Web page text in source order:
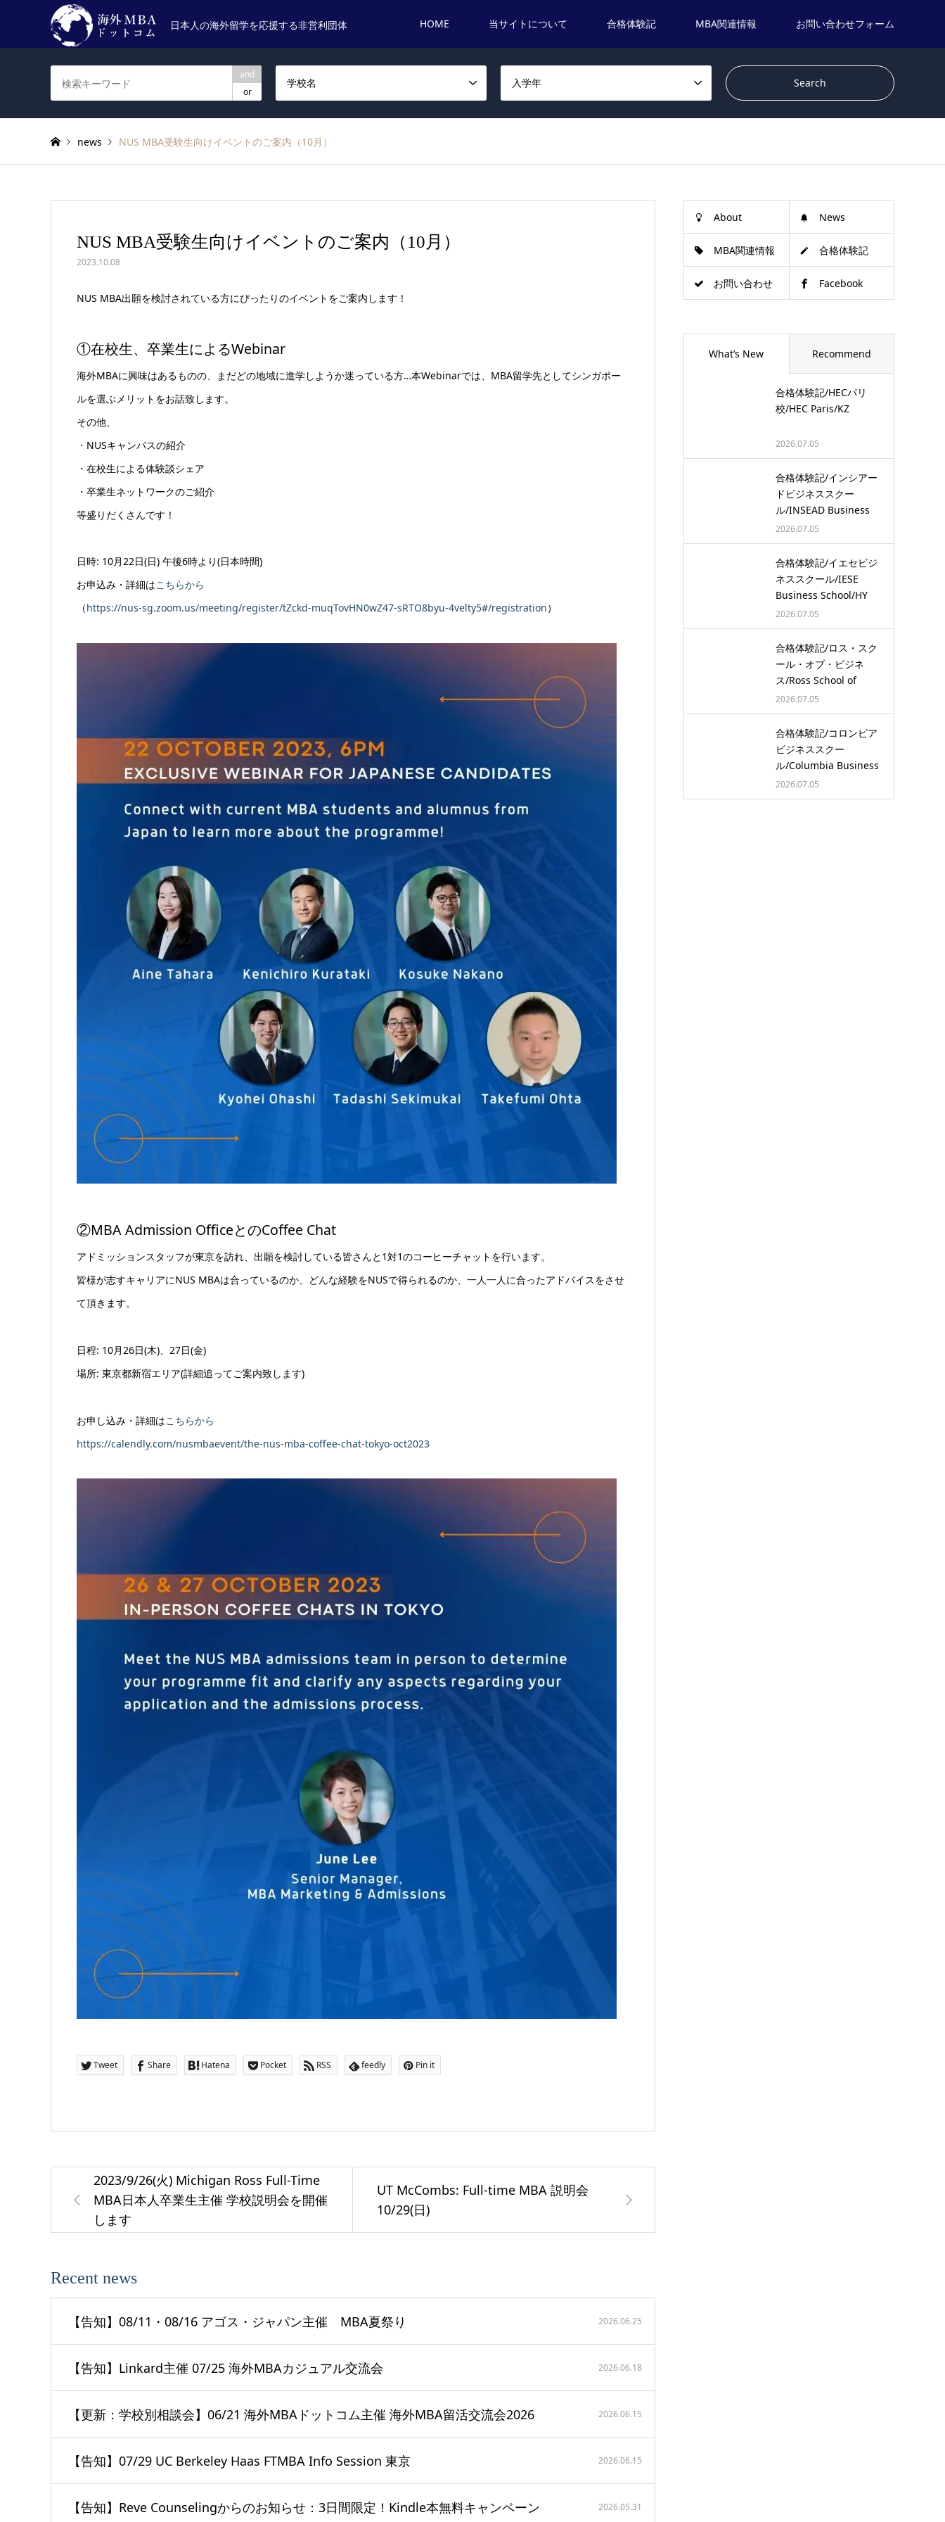
日本人の海外留学を応援する非営利団体 HOME 当サイトについて 合格体験記 MBA関連情報 お問い合わせフォーム
and
or
学校名 入学年
news NUS MBA受験生向けイベントのご案内（10月）
NUS MBA受験生向けイベントのご案内（10月）
2023.10.08
NUS MBA出願を検討されている方にぴったりのイベントをご案内します！
①在校生、卒業生によるWebinar
海外MBAに興味はあるものの、まだどの地域に進学しようか迷っている方…本Webinarでは、MBA留学先としてシンガポー
ルを選ぶメリットをお話致します。
その他、
・NUSキャンパスの紹介
・在校生による体験談シェア
・卒業生ネットワークのご紹介
等盛りだくさんです！
日時: 10月22日(日) 午後6時より(日本時間)
お申込み・詳細はこちらから
（https://nus-sg.zoom.us/meeting/register/tZckd-muqTovHN0wZ47-sRTO8byu-4velty5#/registration）
②MBA Admission OfficeとのCoffee Chat️
アドミッションスタッフが東京を訪れ、出願を検討している皆さんと1対1のコーヒーチャットを行います。
皆様が志すキャリアにNUS MBAは合っているのか、どんな経験をNUSで得られるのか、一人一人に合ったアドバイスをさせ
て頂きます。
日程: 10月26日(木)、27日(金)
場所: 東京都新宿エリア(詳細追ってご案内致します)
お申し込み・詳細はこちらから
https://calendly.com/nusmbaevent/the-nus-mba-coffee-chat-tokyo-oct2023
Tweet Share Hatena Pocket RSS feedly Pin it
2023/9/26(火) Michigan Ross Full-Time
MBA日本人卒業生主催 学校説明会を開催
します
UT McCombs: Full-time MBA 説明会
10/29(日)
Recent news
【告知】08/11・08/16 アゴス・ジャパン主催 MBA夏祭り 2026.06.25
【告知】Linkard主催 07/25 海外MBAカジュアル交流会 2026.06.18
【更新：学校別相談会】06/21 海外MBAドットコム主催 海外MBA留活交流会2026 2026.06.15
【告知】07/29 UC Berkeley Haas FTMBA Info Session 東京 2026.06.15
【告知】Reve Counselingからのお知らせ：3日間限定！Kindle本無料キャンペーン 2026.05.31
About News
MBA関連情報 合格体験記
お問い合わせ Facebook
What’s New Recommend
合格体験記/HECパリ
校/HEC Paris/KZ
2026.07.05
合格体験記/インシアー
ドビジネススクー
ル/INSEAD Business
School/…
2026.07.05
合格体験記/イエセビジ
ネススクール/IESE
Business School/HY
2026.07.05
合格体験記/ロス・スク
ール・オブ・ビジネ
ス/Ross School of
Busine…
2026.07.05
合格体験記/コロンビア
ビジネススクー
ル/Columbia Business
School/…
2026.07.05